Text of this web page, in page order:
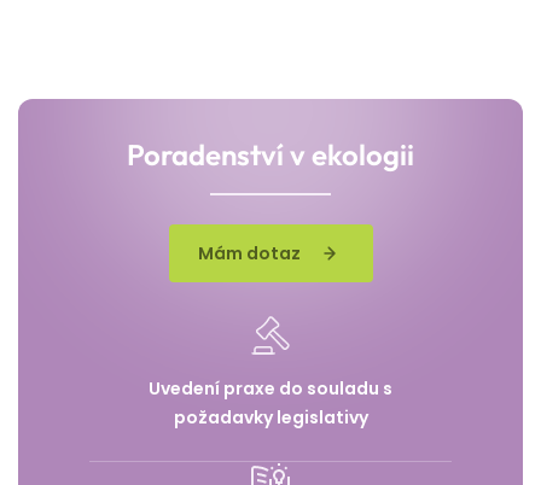
Poradenství v ekologii
Mám dotaz
Uvedení praxe do souladu s
požadavky legislativy